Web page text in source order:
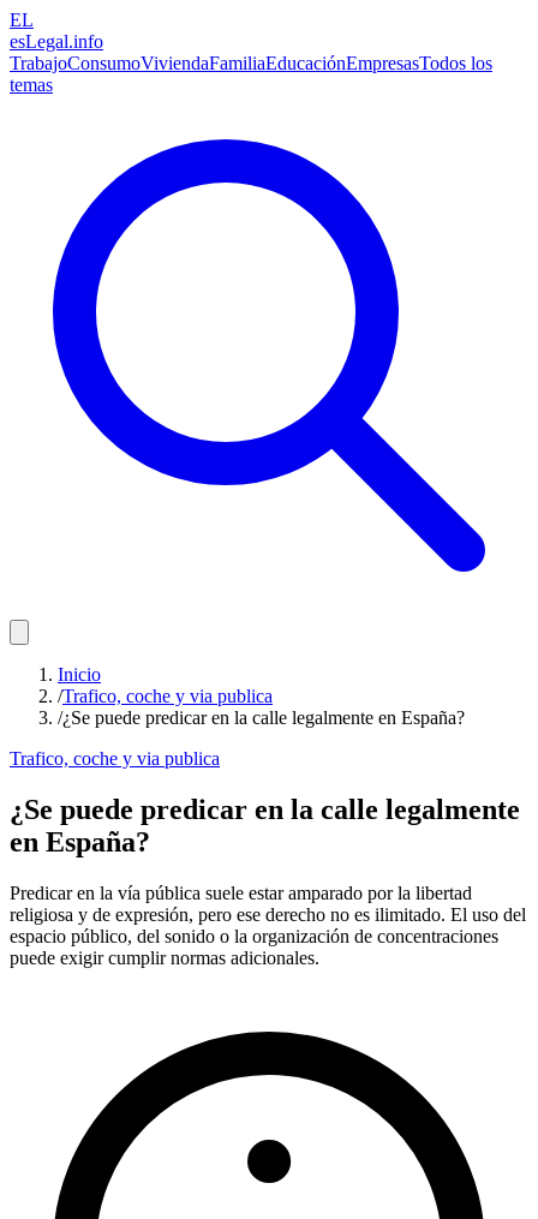
EL
esLegal.info
TrabajoConsumoViviendaFamiliaEducaciónEmpresasTodos los
temas
Inicio
/Trafico, coche y via publica
/¿Se puede predicar en la calle legalmente en España?
Trafico, coche y via publica
¿Se puede predicar en la calle legalmente
en España?
Predicar en la vía pública suele estar amparado por la libertad
religiosa y de expresión, pero ese derecho no es ilimitado. El uso del
espacio público, del sonido o la organización de concentraciones
puede exigir cumplir normas adicionales.